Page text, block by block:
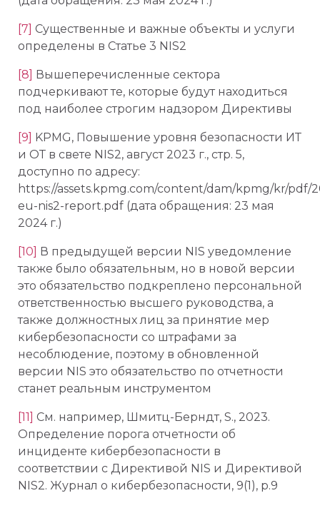
[7] Существенные и важные объекты и услуги
определены в Статье 3 NIS2
[8] Вышеперечисленные сектора
подчеркивают те, которые будут находиться
под наиболее строгим надзором Директивы
[9] KPMG, Повышение уровня безопасности ИТ
и ОТ в свете NIS2, август 2023 г., стр. 5,
доступно по адресу:
https://assets.kpmg.com/content/dam/kpmg/kr/pdf/
eu-nis2-report.pdf (дата обращения: 23 мая
2024 г.)
[10] В предыдущей версии NIS уведомление
также было обязательным, но в новой версии
это обязательство подкреплено персональной
ответственностью высшего руководства, а
также должностных лиц за принятие мер
кибербезопасности со штрафами за
несоблюдение, поэтому в обновленной
версии NIS это обязательство по отчетности
станет реальным инструментом
[11] См. например, Шмитц-Берндт, S., 2023.
Определение порога отчетности об
инциденте кибербезопасности в
соответствии с Директивой NIS и Директивой
NIS2. Журнал о кибербезопасности, 9(1), p.9